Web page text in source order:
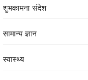
शुभकामना संदेश
सामान्य ज्ञान
स्वास्थ्य